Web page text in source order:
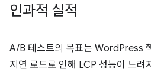
인과적 실적
A/B 테스트의 목표는 WordPress
지연 로드로 인해 LCP 성능이 느려